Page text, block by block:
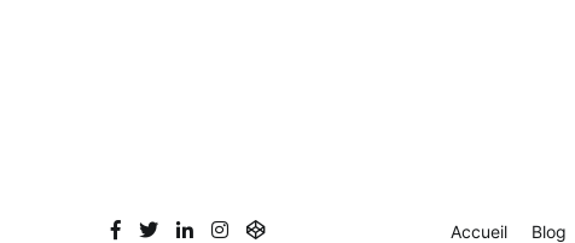
Accueil Blog